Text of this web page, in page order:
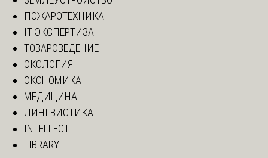
ПОЖАРОТЕХНИКА
IT ЭКСПЕРТИЗА
ТОВАРОВЕДЕНИЕ
ЭКОЛОГИЯ
ЭКОНОМИКА
МЕДИЦИНА
ЛИНГВИСТИКА
INTELLECT
LIBRARY